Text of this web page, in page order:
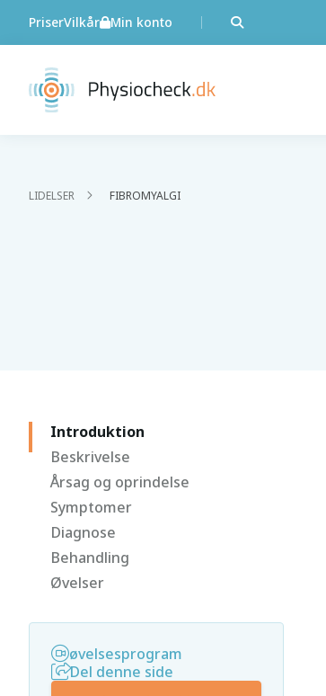
PriserVilkår Min konto
LIDELSER FIBROMYALGI
Introduktion
Beskrivelse
Årsag og oprindelse
Symptomer
Diagnose
Behandling
Øvelser
øvelsesprogram
Del denne side